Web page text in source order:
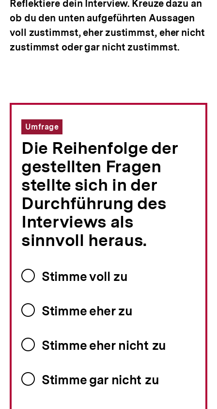
Reflektiere dein Interview. Kreuze dazu an
ob du den unten aufgeführten Aussagen
voll zustimmst, eher zustimmst, eher nicht
zustimmst oder gar nicht zustimmst.
Umfrage
Die Reihenfolge der
gestellten Fragen
stellte sich in der
Durchführung des
Interviews als
sinnvoll heraus.
Stimme voll zu
Stimme eher zu
Stimme eher nicht zu
Stimme gar nicht zu